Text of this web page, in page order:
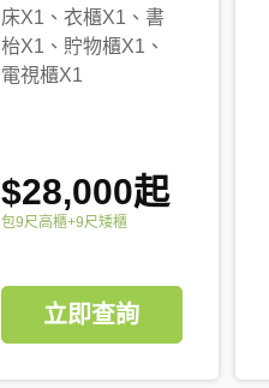
床X1、衣櫃X1、書
枱X1、貯物櫃X1、
電視櫃X1
$28,000起
包9尺高櫃+9尺矮櫃
立即查詢